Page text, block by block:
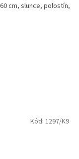
cm, slunce, polostín,
Kód: 1297/K9